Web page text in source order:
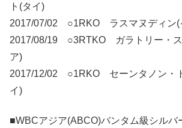
ト(タイ)
2017/07/02 ○1RKO ラスマヌディン(
2017/08/19 ○3RTKO ガラトリー・ス
ア)
2017/12/02 ○1RKO セーンタノン・
イ)
■WBCアジア(ABCO)バンタム級シルバ